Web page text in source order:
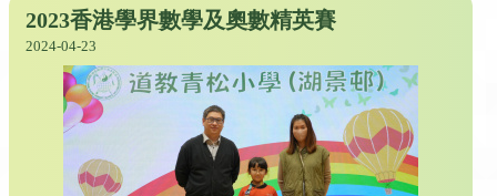
2023香港學界數學及奧數精英賽
2024-04-23